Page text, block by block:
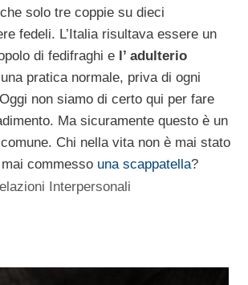
solo tre coppie su dieci
fedeli. L’Italia risultava essere un
di fedifraghi e l’ adulterio
pratica normale, priva di ogni
non siamo di certo qui per fare
Ma sicuramente questo è un
Chi nella vita non è mai stato
commesso una scappatella?
Interpersonali